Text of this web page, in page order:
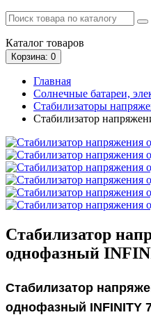
Каталог товаров
Корзина: 0
Главная
Солнечные батареи,
Стабилизаторы
Стабилизатор
Стабилизатор
однофазный
Стабилизатор
однофазный INFINITY